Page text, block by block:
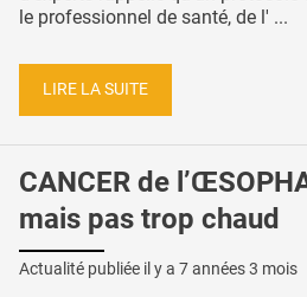
le professionnel de santé, de l' ...
LIRE LA SUITE
CANCER de
mais pas trop chaud
Actualité publiée il y a 7 années 3 mois